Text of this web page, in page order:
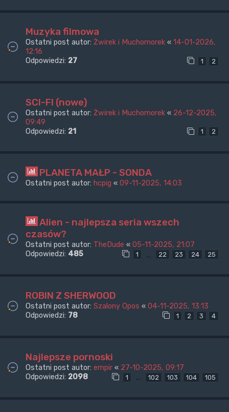
Muzyka filmowa
Ostatni post autor: Żwirek i Muchomorek « 14-01-2026,
12:16
Odpowiedzi: 27 1 2
SCI-FI (nowe)
Ostatni post autor: Żwirek i Muchomorek « 26-12-2025,
09:49
Odpowiedzi: 21 1 2
PLANETA MAŁP - SONDA
Ostatni post autor: hcpig « 09-11-2025, 14:03
Alien - najlepsza seria wszech
czasów?
Ostatni post autor: TheDude « 05-11-2025, 21:07
Odpowiedzi: 485 1 … 22 23 24 25
ROBIN Z SHERWOOD
Ostatni post autor: Szalony Opos « 04-11-2025, 13:13
Odpowiedzi: 78 1 2 3 4
Najlepsze pornoski
Ostatni post autor: empir « 27-10-2025, 09:17
Odpowiedzi: 2098 1 … 102 103 104 105